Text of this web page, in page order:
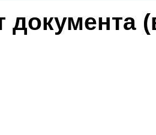
документа